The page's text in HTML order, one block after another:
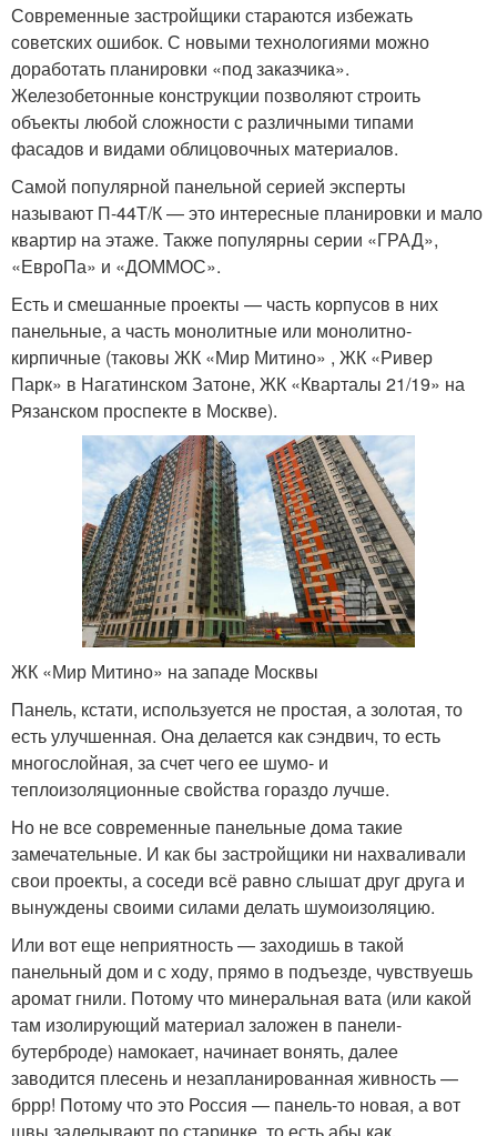
Современные застройщики стараются избежать
советских ошибок. С новыми технологиями можно
доработать планировки «под заказчика».
Железобетонные конструкции позволяют строить
объекты любой сложности с различными типами
фасадов и видами облицовочных материалов.
Самой популярной панельной серией эксперты
называют П-44Т/К — это интересные планировки и мало
квартир на этаже. Также популярны серии «ГРАД»,
«ЕвроПа» и «ДОММОС».
Есть и смешанные проекты — часть корпусов в них
панельные, а часть монолитные или монолитно-
кирпичные (таковы ЖК «Мир Митино» , ЖК «Ривер
Парк» в Нагатинском Затоне, ЖК «Кварталы 21/19» на
Рязанском проспекте в Москве).
ЖК «Мир Митино» на западе Москвы
Панель, кстати, используется не простая, а золотая, то
есть улучшенная. Она делается как сэндвич, то есть
многослойная, за счет чего ее шумо- и
теплоизоляционные свойства гораздо лучше.
Но не все современные панельные дома такие
замечательные. И как бы застройщики ни нахваливали
свои проекты, а соседи всё равно слышат друг друга и
вынуждены своими силами делать шумоизоляцию.
Или вот еще неприятность — заходишь в такой
панельный дом и с ходу, прямо в подъезде, чувствуешь
аромат гнили. Потому что минеральная вата (или какой
там изолирующий материал заложен в панели-
бутерброде) намокает, начинает вонять, далее
заводится плесень и незапланированная живность —
бррр! Потому что это Россия — панель-то новая, а вот